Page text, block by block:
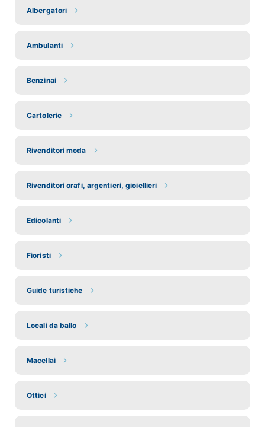
Albergatori
Ambulanti
Benzinai
Cartolerie
Rivenditori moda
Rivenditori orafi, argentieri, gioiellieri
Edicolanti
Fioristi
Guide turistiche
Locali da ballo
Macellai
Ottici